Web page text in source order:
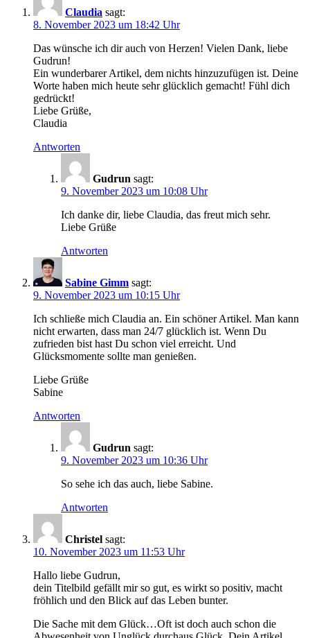
Claudia sagt:
8. November 2023 um 18:42 Uhr
Das wünsche ich dir auch von Herzen! Vielen Dank, liebe
Gudrun!
Ein wunderbarer Artikel, dem nichts hinzuzufügen ist. Deine
Worte haben mich heute sehr glücklich gemacht! Fühl dich
gedrückt!
Liebe Grüße,
Claudia
Antworten
Gudrun sagt:
9. November 2023 um 10:08 Uhr
Ich danke dir, liebe Claudia, das freut mich sehr.
Liebe Grüße
Antworten
Sabine Gimm sagt:
9. November 2023 um 10:15 Uhr
Ich schließe mich Claudia an. Ein schöner Artikel. Man kann
nicht erwarten, dass man 24/7 glücklich ist. Wenn Du
zufrieden bist hast Du schon viel erreicht. Und
Glücksmomente sollte man genießen.
Liebe Grüße
Sabine
Antworten
Gudrun sagt:
9. November 2023 um 10:36 Uhr
So sehe ich das auch, liebe Sabine.
Antworten
Christel sagt:
10. November 2023 um 11:53 Uhr
Hallo liebe Gudrun,
dein Titelbild gefällt mir so gut, es wirkt so positiv, macht
fröhlich und den Blick auf das Leben bunter.
Die Sache mit dem Glück…Oft ist doch auch schon die